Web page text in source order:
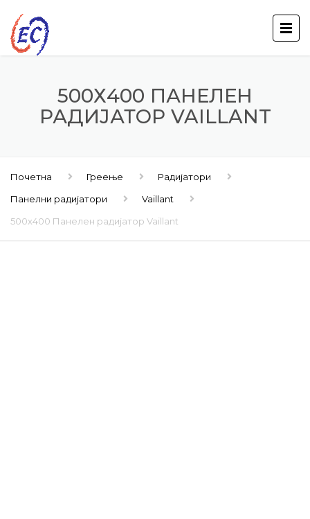
500Х400 ПАНЕЛЕН
РАДИЈАТОР VAILLANT
Почетна Греење
Радијатори
Панелни радијатори
Vaillant
500х400 Панелен радијатор Vaillant